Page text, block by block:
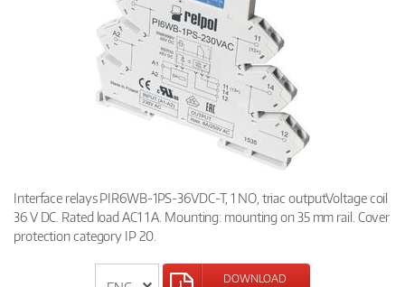
Interface relays PIR6WB-1PS-36VDC-T, 1 NO, triac outputVoltage coil
36 V DC. Rated load AC1 1 A. Mounting: mounting on 35 mm rail. Cover
protection category IP 20.
DOWNLOAD